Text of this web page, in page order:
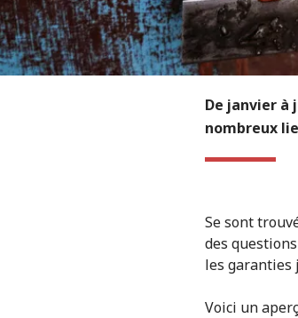
De janvier à
nombreux
Se sont
des
les garanties
Voici un